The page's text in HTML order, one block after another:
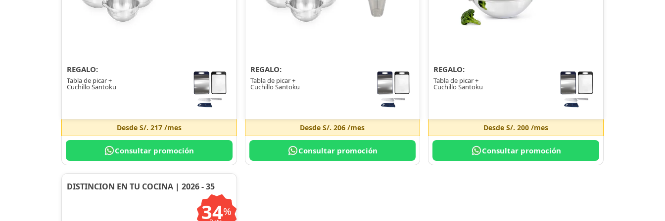
REGALO:
Tabla de picar +
Cuchillo Santoku
Desde S/. 217/mes
Consultar promoción
REGALO:
Tabla de picar +
Cuchillo Santoku
DesdeS/. 206 /mes
Consultar promoción
REGALO:
Tabla de picar +
Cuchillo Santoku
DesdeS/. 200 /mes
Consultar promoción
DISTINCION EN TU COCINA | 2026 - 35
34%